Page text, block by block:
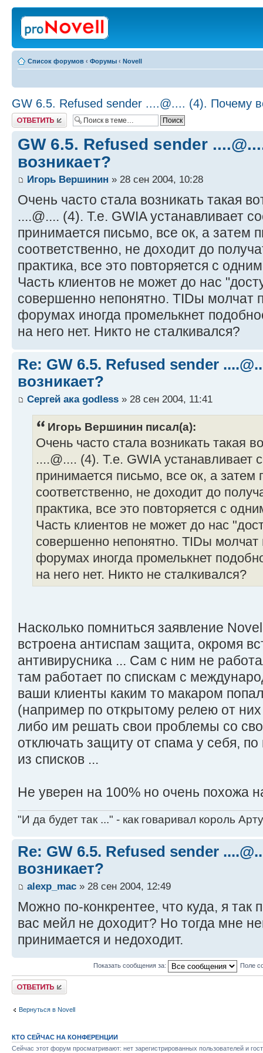
Список форумов ‹ Форумы ‹ Novell
GW 6.5. Refused sender ....@.... (4). Почему
Ответить
GW 6.5. Refused sender
возникает?
Игорь Вершинин » 28 сен 2004, 10:28
Очень часто стала возникать такая
....@.... (4). Т.е. GWIA устанавливает
принимается письмо, все ок, а затем
соответственно, не доходит до
практика, все это повторяется с
Часть клиентов не может до нас
совершенно непонятно. TIDы молчат
форумах иногда промелькнет
на него нет. Никто не сталкивался?
Re: GW 6.5. Refused sender
возникает?
Сергей ака godless » 28 сен 2004, 11:41
Игорь Вершинин писал(а):
Очень часто стала возникать такая
....@.... (4). Т.е. GWIA устанавливает
принимается письмо, все ок, а затем
соответственно, не доходит до
практика, все это повторяется с
Часть клиентов не может до нас
совершенно непонятно. TIDы молчат
форумах иногда промелькнет
на него нет. Никто не сталкивался?
Насколько помниться заявление
встроена антиспам защита, окромя
антивирусника ... Сам с ним не
там работает по спискам с
ваши клиенты каким то макаром
(например по открытому релею от
либо им решать свои проблемы со
отключать защиту от спама у себя,
из списков ...
Не уверен на 100% но очень похожа
"И да будет так ..." - как говаривал король
Re: GW 6.5. Refused sender
возникает?
alexp_mac » 28 сен 2004, 12:49
Можно по-конкрентее, что куда, я так
вас мейл не доходит? Но тогда мне
принимается и недоходит.
Показать сообщения за: Поле
Ответить
Вернуться в Novell
КТО СЕЙЧАС НА КОНФЕРЕНЦИИ
Сейчас этот форум просматривают: нет зарегистрированных пользователей и